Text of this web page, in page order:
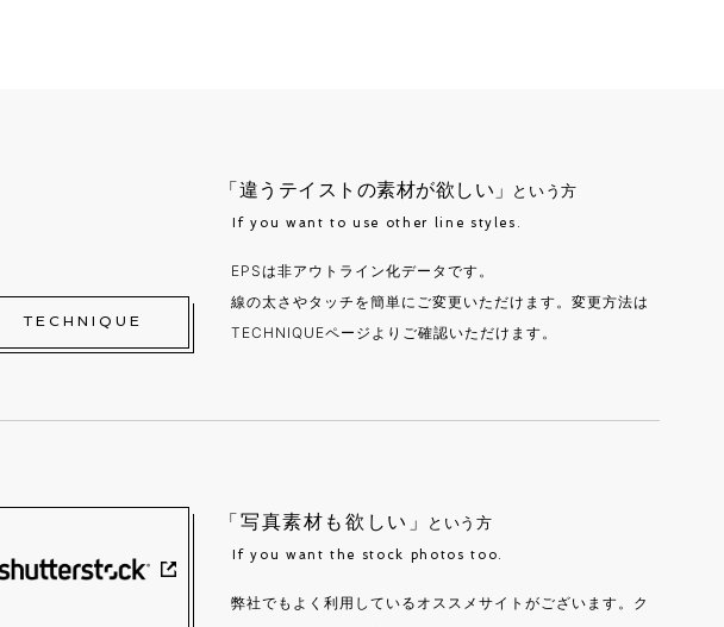
「違うテイストの素材が欲しい」 という方
If you want to use other line styles.
EPSは非アウトライン化データです。
線の太さやタッチを簡単にご変更いただけます。変更方法は
TECHNIQUEページよりご確認いただけます。
TECHNIQUE
「写真素材も欲しい」 という方
If you want the stock photos too.
弊社でもよく利用しているオススメサイトがございます。ク